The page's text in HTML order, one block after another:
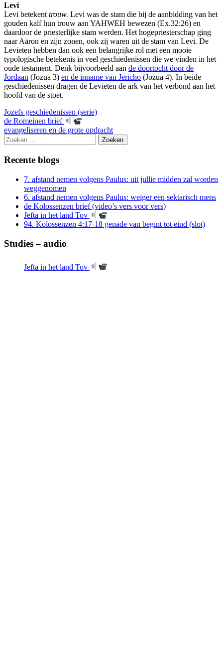
Levi
Levi betekent trouw. Levi was de stam die bij de aanbidding van het
gouden kalf hun trouw aan YAHWEH bewezen (Ex.32:26) en
daardoor de priesterlijke stam werden. Het hogepriesterschap ging
naar Aäron en zijn zonen, ook zij waren uit de stam van Levi. De
Levieten hebben dan ook een belangrijke rol met een mooie
typologische betekenis in veel geschiedenissen die we vinden in het
oude testament. Denk bijvoorbeeld aan de doortocht door de
Jordaan (Jozua 3) en de inname van Jericho (Jozua 4). In beide
geschiedenissen dragen de Levieten de ark van het verbond aan het
hoofd van de stoet.
Jozefs geschiedenissen (serie)
Berichtnavigatie
de Romeinen brief
evangeliseren en de grote opdracht
Zoeken
naar:
Recente blogs
7. afstand nemen volgens Paulus: uit jullie midden zal worden
weggenomen
6. afstand nemen volgens Paulus: weiger een sektarisch mens
de Kolossenzen brief (video’s vers voor vers)
Jefta in het land Tov
94. Kolossenzen 4:17-18 genade van begint tot eind (slot)
Studies – audio
Jefta in het land Tov